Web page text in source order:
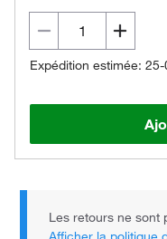
Expédition estimée:
Les retours ne sont